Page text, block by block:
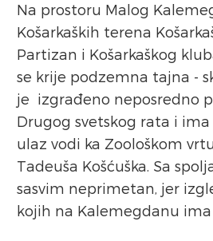
Na prostoru Malog
Košarkaških terena
Partizan i Košarkaškog
se krije podzemna tajna -
je izgrađeno neposredno
Drugog svetskog rata i ima
ulaz vodi ka Zoološkom
Tadeuša Košćuška. Sa
sasvim neprimetan, jer
kojih na Kalemegdanu ima